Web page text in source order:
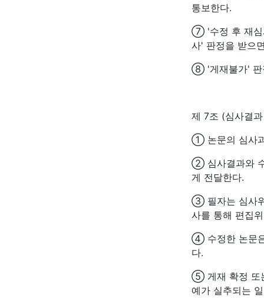
통보한다.
⑦ '수정 후 재심
사' 판정을 받으
⑧ '게재불가' 판
제 7조 (심사결
① 논문의 심사
② 심사결과와
게 전달한다.
③ 필자는 심사
사를 통해 편집
④ 수정한 논문
다.
⑤ 게재 확정 또
예가 실추되는